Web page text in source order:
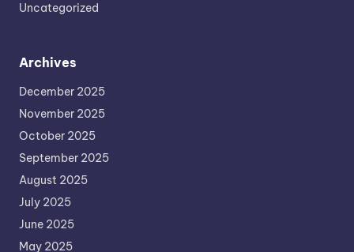
Uncategorized
Archives
December 2025
November 2025
October 2025
September 2025
August 2025
July 2025
June 2025
May 2025